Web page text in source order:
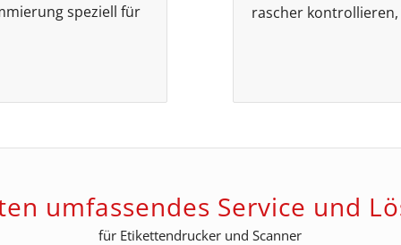
speziell für
rascher
umfassendes Service und
für Etikettendrucker und Scanner